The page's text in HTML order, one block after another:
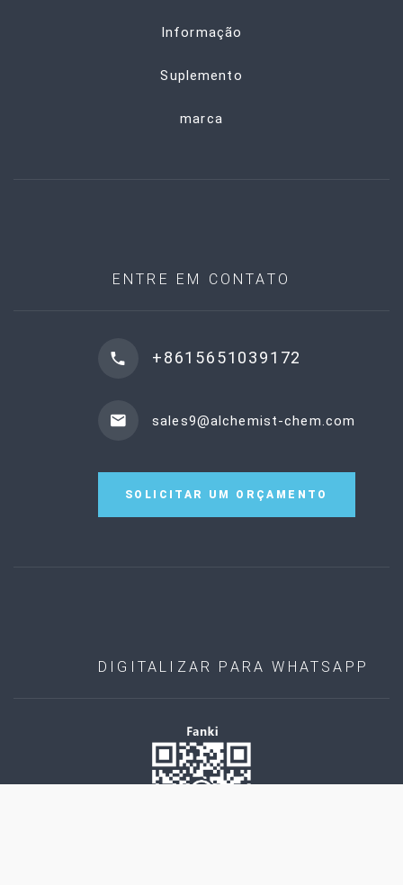
Informação
Suplemento
marca
ENTRE EM CONTATO
+8615651039172
sales9@alchemist-chem.com
SOLICITAR UM ORÇAMENTO
DIGITALIZAR PARA WHATSAPP